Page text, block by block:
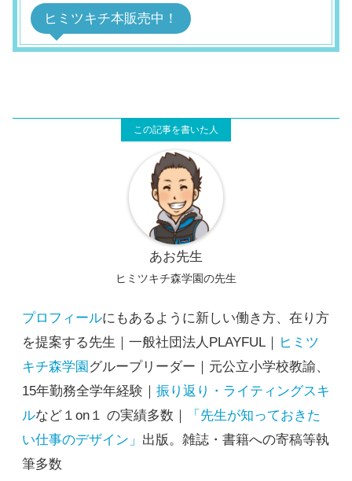
ヒミツキチ本販売中！
あお先生
ヒミツキチ森学園の先生
プロフィールにもあるように新しい働き方、在り方
を提案する先生｜一般社団法人PLAYFUL｜ ヒミツ
キチ森学園 グループリーダー｜元公立小学校教諭、
15年勤務全学年経験｜ 振り返り・ライティングスキ
ルなど１on１ の実績多数｜
「先生が知っておきた
い仕事のデザイン」 出版。雑誌・書籍への寄稿等執
筆多数